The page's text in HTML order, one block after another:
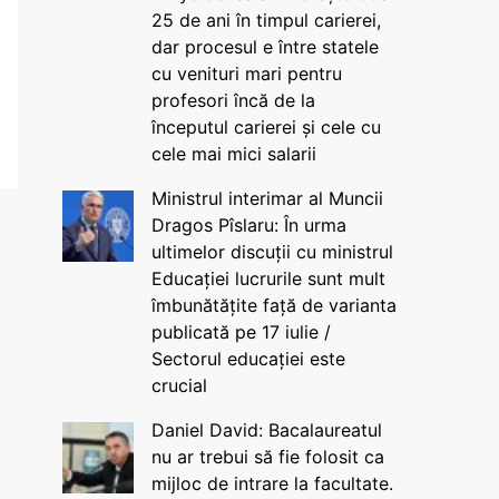
25 de ani în timpul carierei,
dar procesul e între statele
cu venituri mari pentru
profesori încă de la
începutul carierei și cele cu
cele mai mici salarii
Ministrul interimar al Muncii
Dragos Pîslaru: În urma
ultimelor discuții cu ministrul
Educației lucrurile sunt mult
îmbunătățite față de varianta
publicată pe 17 iulie /
Sectorul educației este
crucial
Daniel David: Bacalaureatul
nu ar trebui să fie folosit ca
mijloc de intrare la facultate.